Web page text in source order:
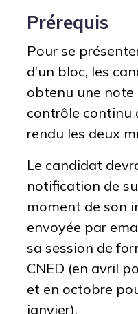
Prérequis
Pour se
d’un bloc, les
obtenu une
contrôle continu
rendu les deux
Le candidat
notification de
moment de son
envoyée par
sa session de
CNED (en avril
et en octobre
janvier).